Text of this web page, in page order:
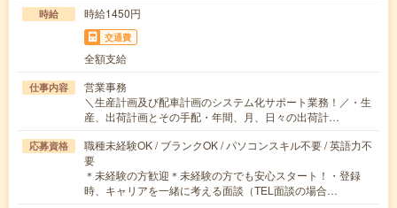
時給 時給1450円
交通費
全額支給
仕事内容
営業事務
＼生産計画及び配車計画のシステム化サポート業務！／・生
産、出荷計画とその手配・年間、月、日々の出荷計…
応募資格
職種未経験OK / ブランクOK / パソコンスキル不要 / 英語力不
要
＊未経験の方歓迎＊未経験の方でも安心スタート！・登録
時、キャリアを一緒に考える面談（TEL面談の場合…